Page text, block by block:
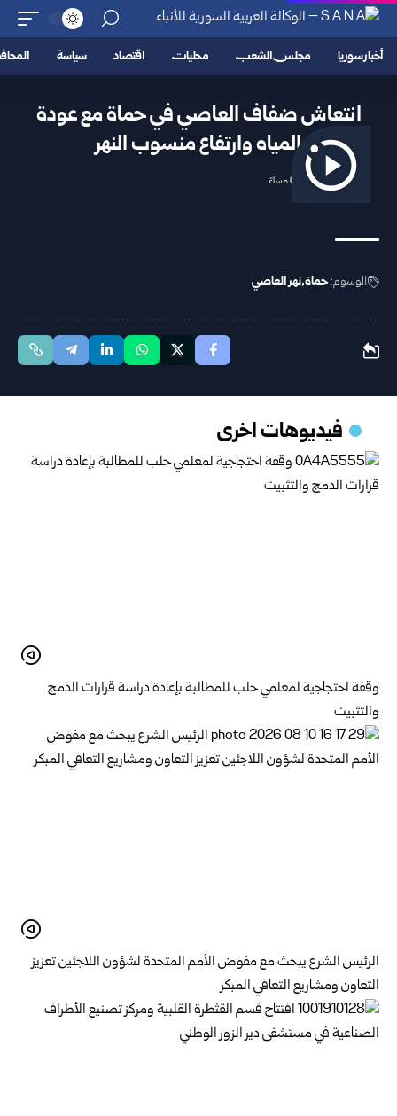
أخبار سوريا مجلس الشعب محليات اقتصاد سياسة
انتعاش ضفاف العاصي في حماة مع عودة
المياه وارتفاع منسوب النهر
2026/05/02 6:11 مساءً
الوسوم:حماة نهر العاصي
فيديوهات اخرى
وقفة احتجاجية لمعلمي حلب للمطالبة بإعادة دراسة قرارات الدمج
والتثبيت
الرئيس الشرع يبحث مع مفوض الأمم المتحدة لشؤون اللاجئين تعزيز
التعاون ومشاريع ‏التعافي ‏المبكر